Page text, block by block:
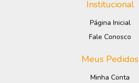
Institucional
Página Inicial
Fale Conosco
Meus Pedidos
Minha Conta